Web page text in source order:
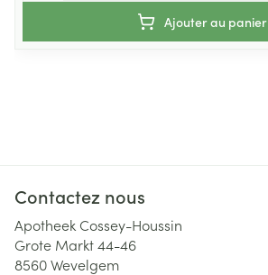
Ajouter au panier
Contactez nous
Apotheek Cossey-Houssin
Grote Markt 44-46
8560Wevelgem